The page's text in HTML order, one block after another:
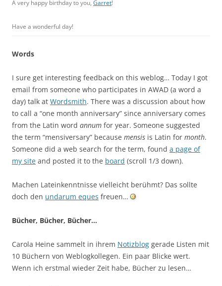
A very happy birthday to you, Garret!
Have a wonderful day!
Words
I sure get interesting feedback on this weblog… Today I got
email from someone who participates in AWAD (a word a
day) talk at Wordsmith. There was a discussion about how
to call a “one month anniversary” since anniversary comes
from the Latin word annum for year. Someone suggested
the term “mensiversary” because mensis is Latin for month.
Someone did a web search for the term, found a page of
my site and posted it to the board (scroll 1/3 down).
Machen Lateinkenntnisse vielleicht berühmt? Das sollte
doch den undarum eques freuen…
Bücher, Bücher, Bücher…
Carola Heine sammelt in ihrem Notizblog gerade Listen mit
10 Büchern von Weblogkollegen. Ein paar Blicke wert.
Wenn ich erstmal wieder Zeit habe, Bücher zu lesen…